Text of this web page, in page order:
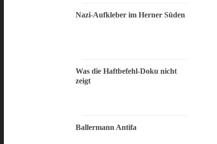
Nazi-Aufkleber im Herner Süden
Was die Haftbefehl-Doku nicht
zeigt
Ballermann Antifa